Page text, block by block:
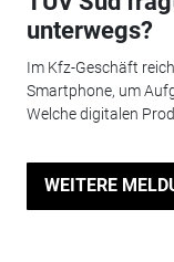
unterwegs?
Im Kfz-Geschäft
Smartphone, um
Welche digitalen
WEITERE